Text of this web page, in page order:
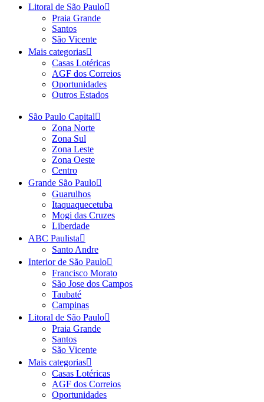
Litoral de São Paulo
Praia Grande
Santos
São Vicente
Mais categorias
Casas Lotéricas
AGF dos Correios
Oportunidades
Outros Estados
São Paulo Capital
Zona Norte
Zona Sul
Zona Leste
Zona Oeste
Centro
Grande São Paulo
Guarulhos
Itaquaquecetuba
Mogi das Cruzes
Liberdade
ABC Paulista
Santo Andre
Interior de São Paulo
Francisco Morato
São Jose dos Campos
Taubaté
Campinas
Litoral de São Paulo
Praia Grande
Santos
São Vicente
Mais categorias
Casas Lotéricas
AGF dos Correios
Oportunidades